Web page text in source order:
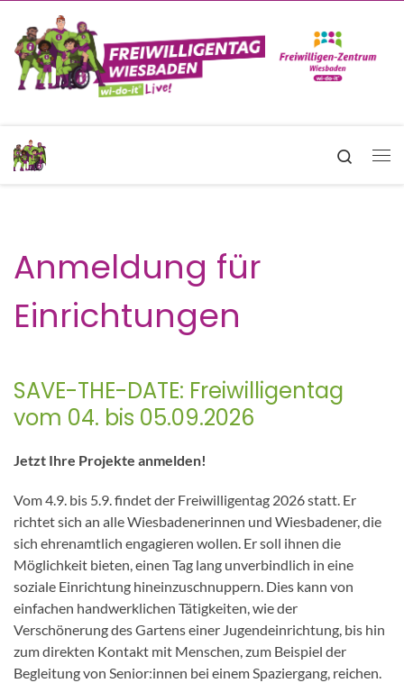
Zum Inhalt springen
Search
Anmeldung für
Einrichtungen
SAVE-THE-DATE: Freiwilligentag
vom 04. bis 05.09.2026
Jetzt Ihre Projekte anmelden!
Vom 4.9. bis 5.9. findet der Freiwilligentag 2026 statt. Er
richtet sich an alle Wiesbadenerinnen und Wiesbadener, die
sich ehrenamtlich engagieren wollen. Er soll ihnen die
Möglichkeit bieten, einen Tag lang unverbindlich in eine
soziale Einrichtung hineinzuschnuppern. Dies kann von
einfachen handwerklichen Tätigkeiten, wie der
Verschönerung des Gartens einer Jugendeinrichtung, bis hin
zum direkten Kontakt mit Menschen, zum Beispiel der
Begleitung von Senior:innen bei einem Spaziergang, reichen.